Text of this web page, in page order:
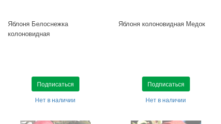
Яблоня Белоснежка
колоновидная
Подписаться
Нет в наличии
Яблоня колоновидная Медок
Подписаться
Нет в наличии